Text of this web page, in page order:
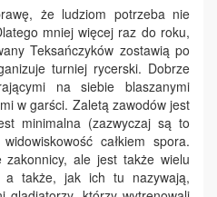
że ludziom potrzeba nie
mniej więcej raz do roku,
Teksańczyków zostawią po
turniej rycerski. Dobrze
na siebie blaszanymi
w garści. Zaletą zawodów jest
minimalna (zazwyczaj są to
całkiem spora.
zakonnicy, ale jest także wielu
a także, jak ich tu nazywają,